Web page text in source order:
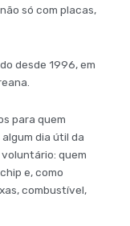
só com placas,
desde 1996, em
para quem
dia útil da
quem
e, como
combustível,